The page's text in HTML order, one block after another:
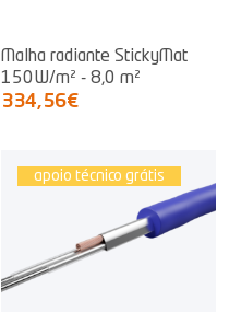
Malha radiante StickyMat
150W/m² - 8,0 m²
334,56€
apoio técnico grátis